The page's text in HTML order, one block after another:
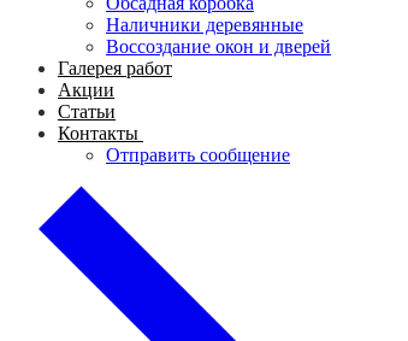
Наличники деревянные
Воссоздание окон и дверей
Галерея работ
Акции
Статьи
Контакты
Отправить сообщение